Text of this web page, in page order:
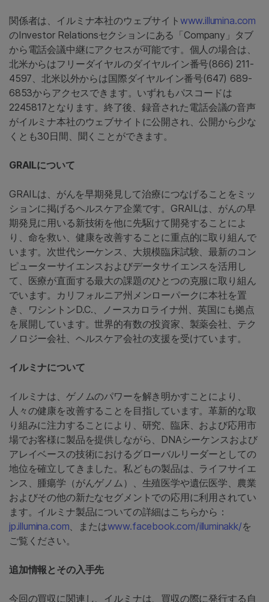
関係者は、イルミナ本社のウェブサイト www.illumina.com
のInvestor Relationsセクションにある「Company」タブ
から電話会議中継にアクセスが可能です。個人の場合は、
北米からはフリーダイヤルのダイヤルイン番号(866) 211-
4597、北米以外からは国際ダイヤルイン番号(647) 689-
6853からアクセスできます。いずれもパスコードは
2245817となります。終了後、録音された電話会議の音声
がイルミナ本社のウェブサイトに公開され、公開から少な
くとも30日間、聞くことができます。
GRAILについて
GRAILは、がんを早期発見して治療につなげることをミッ
ションに掲げるヘルスケア企業です。GRAILは、がんの早
期発見に用いる新技術を他に先駆けて開発することによ
り、命を救い、健康を改善することに重点的に取り組んで
います。次世代シーケンス、大規模臨床試験、最新のコン
ピューターサイエンスおよびデータサイエンスを活用し
て、医療が直面する最大の課題のひとつの克服に取り組ん
でいます。カリフォルニア州メンローパークに本社を置
き、ワシントンD.C.、ノースカロライナ州、英国にも拠点
を展開しています。世界的有数の投資家、製薬会社、テク
ノロジー会社、ヘルスケア会社の支援を受けています。
イルミナについて
イルミナは、ゲノムのパワーを解き明かすことにより、
人々の健康を改善することを目指しています。革新的な取
り組みに注力することにより、研究、臨床、および応用市
場でお客様に製品を提供しながら、DNAシーケンスおよび
アレイベースの技術におけるグローバルリーダーとしての
地位を確立してきました。私どもの製品は、ライフサイエ
ンス、腫瘍学（がんゲノム）、生殖医学や遺伝医学、農業
およびその他の新たなセグメントでの応用に利用されてい
ます。イルミナ製品についての詳細はこちらから：
jp.illumina.com、またはwww.facebook.com/illuminakk/を
ご覧ください。
追加情報とその入手先
今回の買収に関連し、イルミナは、買収の際に発行する自